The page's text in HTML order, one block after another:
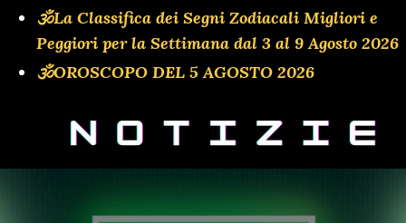
🕉La Classifica dei Segni Zodiacali Migliori e
Peggiori per la Settimana dal 3 al 9 Agosto 2026
🕉OROSCOPO DEL 5 AGOSTO 2026